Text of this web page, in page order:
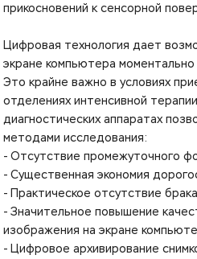
прикосновений к сенсорной
Цифровая технология дает
экране компьютера моментально
Это крайне важно в условиях
отделениях интенсивной
диагностических аппаратах
методами исследования:
- Отсутствие промежуточного
- Существенная экономия
- Практическое отсутствие
- Значительное повышение
изображения на экране
- Цифровое архивирование